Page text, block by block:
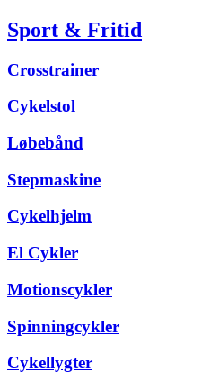
Sport & Fritid
Crosstrainer
Cykelstol
Løbebånd
Stepmaskine
Cykelhjelm
El Cykler
Motionscykler
Spinningcykler
Cykellygter